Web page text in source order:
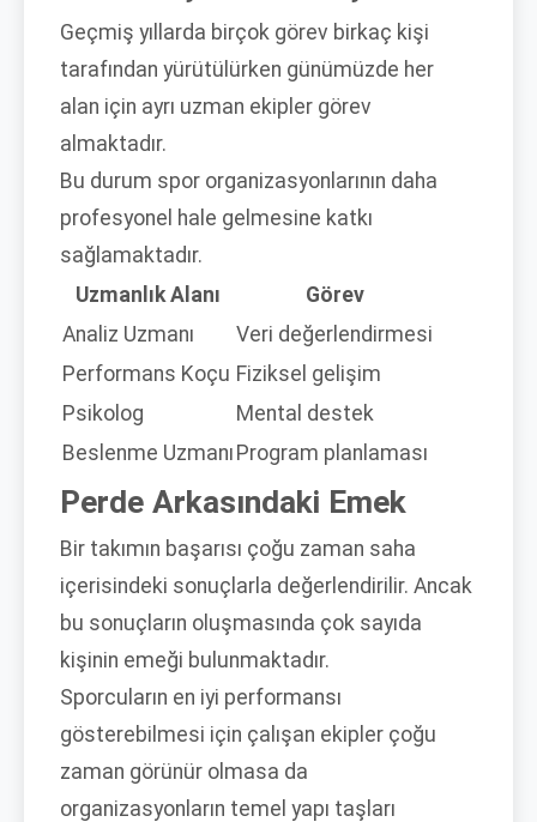
Geçmiş yıllarda birçok görev birkaç kişi
tarafından yürütülürken günümüzde her
alan için ayrı uzman ekipler görev
almaktadır.
Bu durum spor organizasyonlarının daha
profesyonel hale gelmesine katkı
sağlamaktadır.
Uzmanlık Alanı
Görev
Analiz Uzmanı
Veri değerlendirmesi
Performans Koçu Fiziksel gelişim
Psikolog
Mental destek
Beslenme Uzmanı Program planlaması
Perde Arkasındaki Emek
Bir takımın başarısı çoğu zaman saha
içerisindeki sonuçlarla değerlendirilir. Ancak
bu sonuçların oluşmasında çok sayıda
kişinin emeği bulunmaktadır.
Sporcuların en iyi performansı
gösterebilmesi için çalışan ekipler çoğu
zaman görünür olmasa da
organizasyonların temel yapı taşları